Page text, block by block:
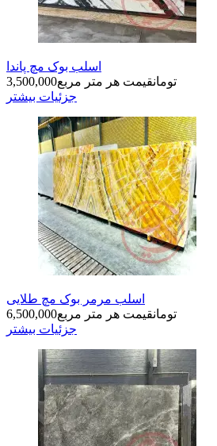
اسلب بوک مچ پاندا
3,500,000
تومانقیمت هر متر مربع
جزئیات بیشتر
اسلب مرمر بوک مچ طلایی
6,500,000
تومانقیمت هر متر مربع
جزئیات بیشتر